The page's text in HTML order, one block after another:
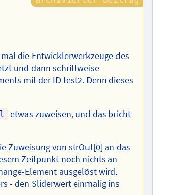
die Entwicklerwerkzeuge des
und dann schrittweise
mit der ID test2. Denn dieses
etwas zuweisen, und das bricht
Zuweisung von strOut[0] an das
Zeitpunkt noch nichts an
Element ausgelöst wird.
- den Sliderwert einmalig ins